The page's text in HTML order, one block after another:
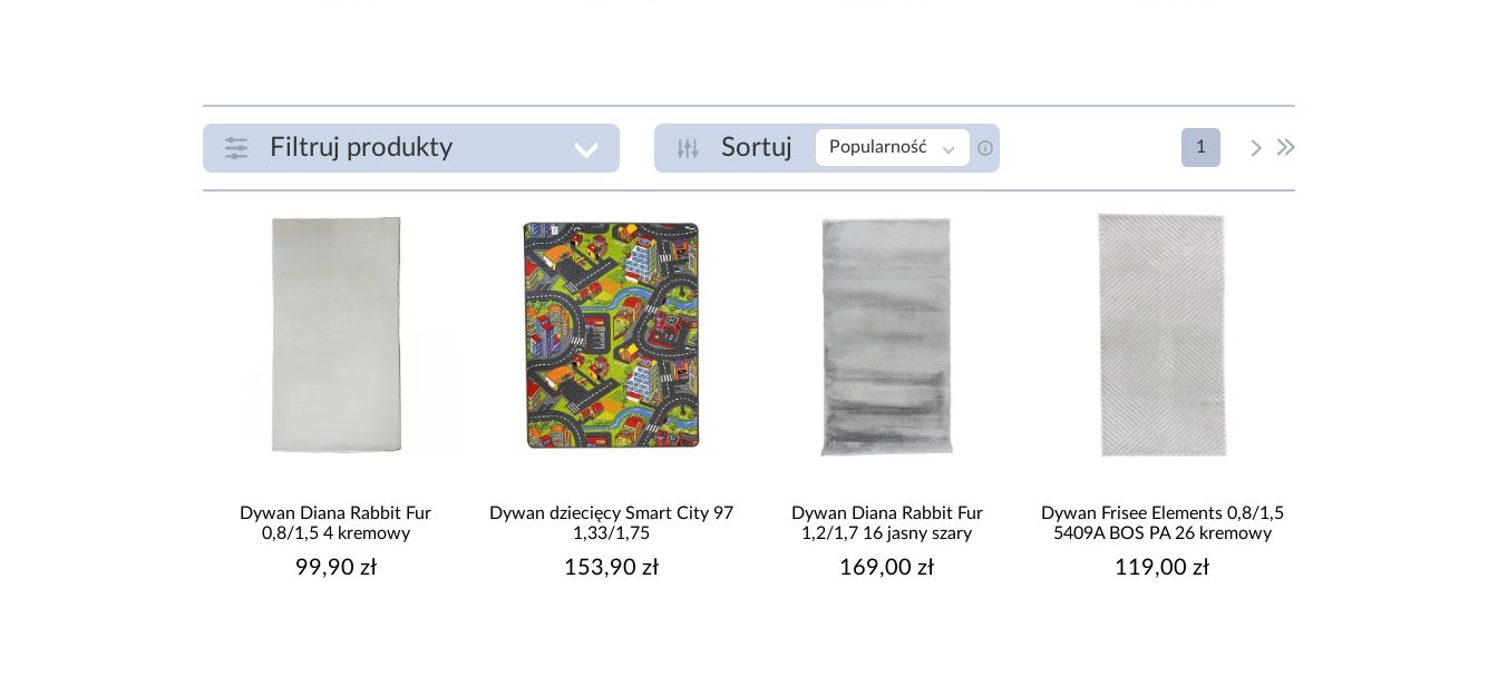
Filtruj produkty Sortuj Popularność 1
zł
DŁUGOŚĆ [CM]
ANTYALERGICZNY
DESEŃ/WZÓR DOMINUJĄCY
kwiaty/roślinny
SPOSÓB TKANIA
maszynowy
SPÓD ANTYPOŚLIZGOWY
drukowany
Dywan Diana Rabbit Fur
0,8/1,5 4 kremowy
99,90 zł
Dywan dziecięcy Smart City 97
1,33/1,75
153,90 zł
Dywan Diana Rabbit Fur
1,2/1,7 16 jasny szary
169,00 zł
Dywan Frisee Elements 0,8/1,5
5409A BOS PA 26 kremowy
119,00 zł